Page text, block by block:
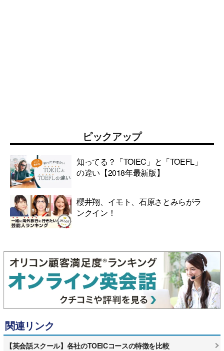
ピックアップ
知ってる？「TOIEC」と「TOEFL」
の違い【2018年最新版】
櫻井翔、イモト、石原さとみらがラ
ンクイン！
関連リンク
【英会話スクール】各社のTOEICコースの特徴を比較